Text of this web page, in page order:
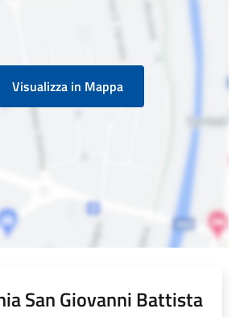
Visualizza in Mappa
San Giovanni Battista